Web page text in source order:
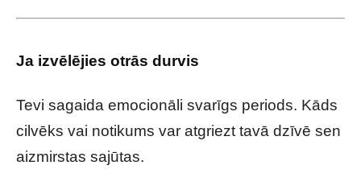
Ja izvēlējies otrās durvis
Tevi sagaida emocionāli svarīgs periods. Kāds
cilvēks vai notikums var atgriezt tavā dzīvē sen
aizmirstas sajūtas.